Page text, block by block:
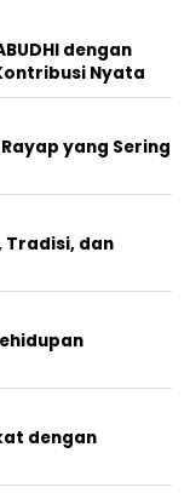
dengan
Nyata
yang Sering
Tradisi, dan
dengan